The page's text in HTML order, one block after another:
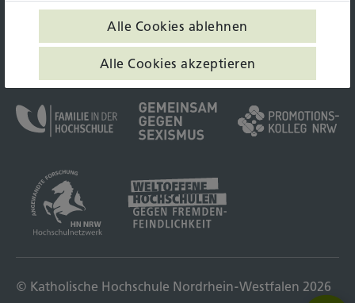
IMPRESSUM
© Katholische Hochschule Nordrhein-Westfalen 2026
Alle Cookies ablehnen
Alle Cookies akzeptieren